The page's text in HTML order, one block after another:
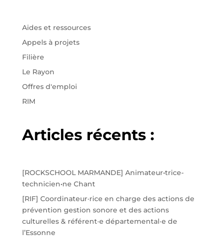
Aides et ressources
Appels à projets
Filière
Le Rayon
Offres d'emploi
RIM
Articles récents :
[ROCKSCHOOL MARMANDE] Animateur•trice-
technicien•ne Chant
[RIF] Coordinateur·rice en charge des actions de
prévention gestion sonore et des actions
culturelles & référent·e départemental·e de
l’Essonne